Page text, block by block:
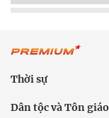
Thời sự
Dân tộc và Tôn giáo